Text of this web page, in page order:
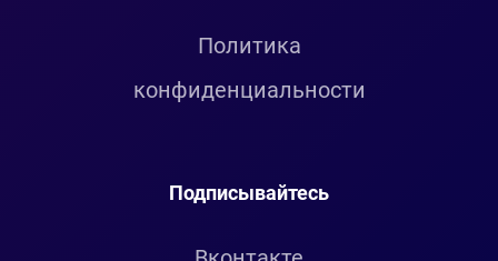
Политика
конфиденциальности
Подписывайтесь